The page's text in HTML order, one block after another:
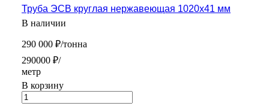
Труба ЭСВ круглая нержавеющая 1020х41 мм
В наличии
290 000 ₽/тонна
290000 ₽/
метр
В корзину